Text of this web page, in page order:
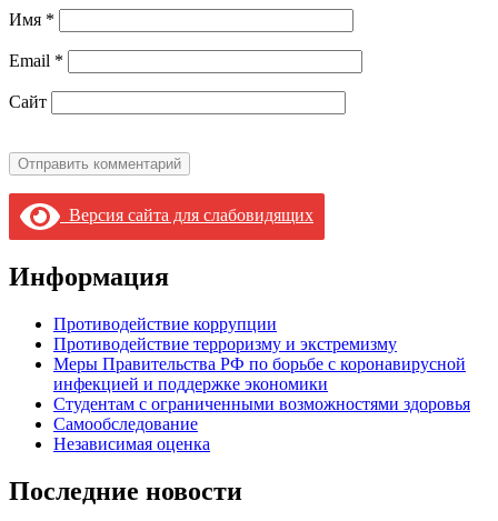
Имя *
Email *
Сайт
Версия сайта для слабовидящих
Информация
Противодействие коррупции
Противодействие терроризму и экстремизму
Меры Правительства РФ по борьбе с коронавирусной
инфекцией и поддержке экономики
Студентам с ограниченными возможностями здоровья
Самообследование
Независимая оценка
Последние новости